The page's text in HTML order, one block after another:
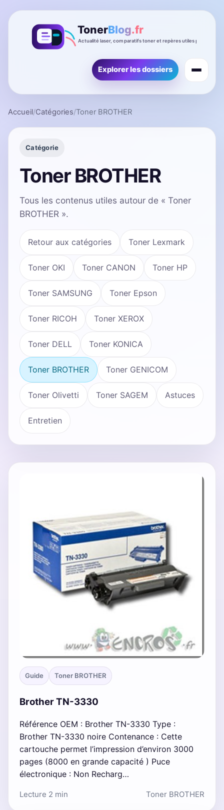
Explorer les dossiers
Accueil/Catégories/Toner BROTHER
Catégorie
Toner BROTHER
Tous les contenus utiles autour de « Toner
BROTHER ».
Retour aux catégories Toner Lexmark
Toner OKI Toner CANON Toner HP
Toner SAMSUNG Toner Epson
Toner RICOH Toner XEROX
Toner DELL Toner KONICA
Toner BROTHER Toner GENICOM
Toner Olivetti Toner SAGEM Astuces
Entretien
Guide Toner BROTHER
Brother TN-3330
Référence OEM : Brother TN-3330 Type :
Brother TN-3330 noire Contenance : Cette
cartouche permet l’impression d’environ 3000
pages (8000 en grande capacité ) Puce
électronique : Non Recharg…
Lecture 2 min Toner BROTHER